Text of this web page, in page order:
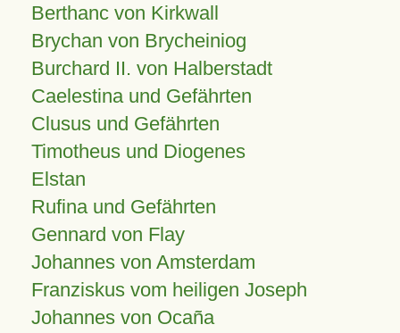
Berthanc von Kirkwall
Brychan von Brycheiniog
Burchard II. von Halberstadt
Caelestina und Gefährten
Clusus und Gefährten
Timotheus und Diogenes
Elstan
Rufina und Gefährten
Gennard von Flay
Johannes von Amsterdam
Franziskus vom heiligen Joseph
Johannes von Ocaña